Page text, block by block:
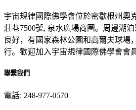
宇宙規律國際佛學會位於密歇根州奧
莊巷7500號, 泉水廣場商圈。周邊湖
良好，有國家森林公園和高爾夫球場
行。歡迎加入宇宙規律國際佛學會會員
聯繫我們
電話: 248-977-0570